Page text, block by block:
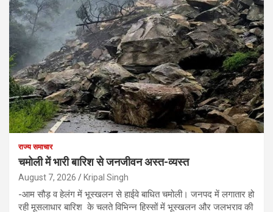
राज्य समाचार
चमोली में भारी बारिश से जनजीवन अस्त-व्यस्त
August 7, 2026 Kripal Singh
-आम सौड़ व हेलंग में भूस्खलन से हाईवे बाधित चमोली। जनपद में लगातार हो
रही मूसलाधार बारिश के चलते विभिन्न हिस्सों में भूस्खलन और जलभराव की